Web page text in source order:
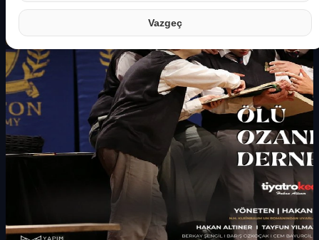
Vazgeç